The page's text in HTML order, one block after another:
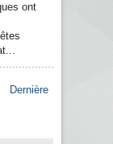
ont
Dernière